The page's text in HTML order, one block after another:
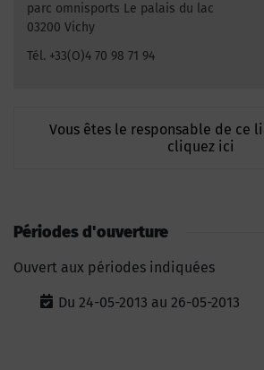
parc omnisports Le palais du lac
03200 Vichy
Tél. +33(O)4 70 98 71 94
Vous êtes le responsable de ce
cliquez ici
Périodes d'ouverture
Ouvert aux périodes indiquées
Du 24-05-2013 au 26-05-2013